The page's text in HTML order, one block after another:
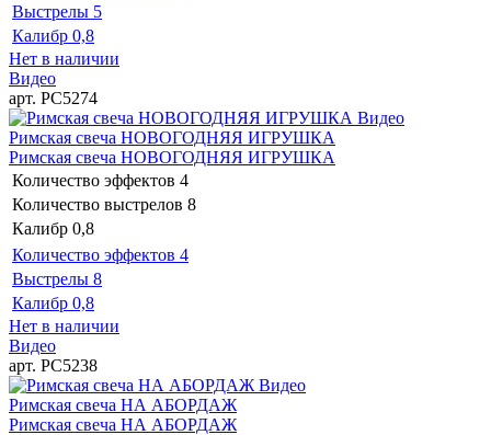
Выстрелы 5
Калибр 0,8
Нет в наличии
Видео
арт. РС5274
Видео
Римская свеча НОВОГОДНЯЯ ИГРУШКА
Римская свеча НОВОГОДНЯЯ ИГРУШКА
Количество эффектов 4
Количество выстрелов 8
Калибр 0,8
Количество эффектов 4
Выстрелы 8
Калибр 0,8
Нет в наличии
Видео
арт. РС5238
Видео
Римская свеча НА АБОРДАЖ
Римская свеча НА АБОРДАЖ